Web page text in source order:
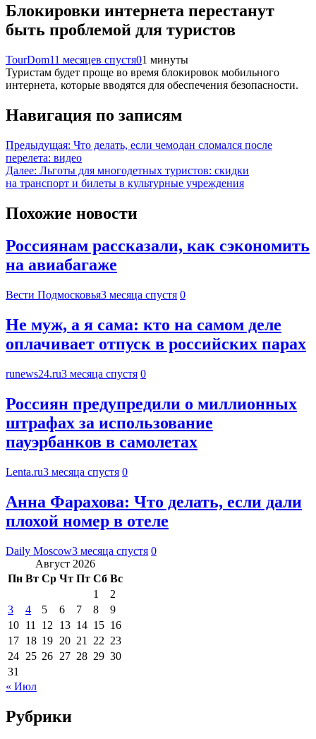
Блокировки интернета перестанут
быть проблемой для туристов
TourDom11 месяцев спустя01 минуты
Туристам будет проще во время блокировок мобильного
интернета, которые вводятся для обеспечения безопасности.
Навигация по записям
Предыдущая: Что делать, если чемодан сломался после
перелета: видео
Далее: Льготы для многодетных туристов: скидки
на транспорт и билеты в культурные учреждения
Похожие новости
Россиянам рассказали, как сэкономить
на авиабагаже
Вести Подмосковья3 месяца спустя 0
Не муж, а я сама: кто на самом деле
оплачивает отпуск в российских парах
runews24.ru3 месяца спустя 0
Россиян предупредили о миллионных
штрафах за использование
пауэрбанков в самолетах
Lenta.ru3 месяца спустя 0
Анна Фарахова: Что делать, если дали
плохой номер в отеле
Daily Moscow3 месяца спустя 0
Август 2026
Пн Вт Ср Чт Пт Сб Вс
1
2
3
4 5 6 7 8
9
10 11 12 13 14 15 16
17 18 19 20 21 22 23
24 25 26 27 28 29 30
31
« Июл
Рубрики